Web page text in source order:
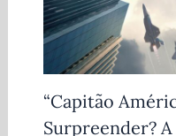
“Capitão
Surpreender? A